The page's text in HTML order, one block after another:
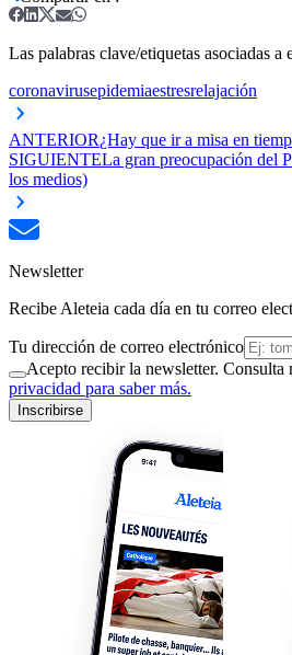
Las palabras clave/etiquetas asociadas a
coronavirusepidemiaestresrelajación
ANTERIOR¿Hay que ir a misa en
SIGUIENTELa gran preocupación del
los medios)
Newsletter
Recibe Aleteia cada día en tu correo
Tu dirección de correo electrónico
Acepto recibir la newsletter. Consulta
privacidad para saber más.
Inscribirse